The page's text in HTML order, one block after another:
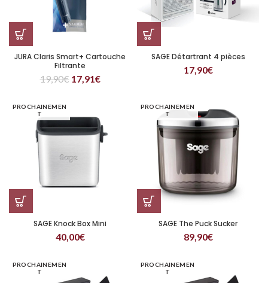
JURA Claris Smart+ Cartouche
Filtrante
19,90€ 17,91€
SAGE Détartrant 4 pièces
17,90€
PROCHAINEMEN
T
SAGE Knock Box Mini
40,00€
PROCHAINEMEN
T
SAGE The Puck Sucker
89,90€
PROCHAINEMEN
T
PROCHAINEMEN
T